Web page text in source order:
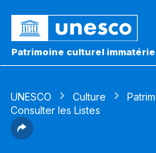
Patrimoine culturel
UNESCO Culture
Consulter les Listes